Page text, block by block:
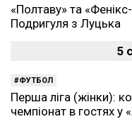
«Полтаву» та
Подригуля з Луцька
5
ФУТБОЛ
Перша ліга (жінки):
чемпіонат в гостях у